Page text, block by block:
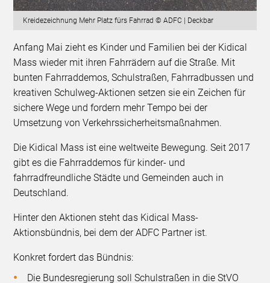
Kreidezeichnung Mehr Platz fürs Fahrrad © ADFC | Deckbar
Anfang Mai zieht es Kinder und Familien bei der Kidical
Mass wieder mit ihren Fahrrädern auf die Straße. Mit
bunten Fahrraddemos, Schulstraßen, Fahrradbussen und
kreativen Schulweg-Aktionen setzen sie ein Zeichen für
sichere Wege und fordern mehr Tempo bei der
Umsetzung von Verkehrssicherheitsmaßnahmen.
Die Kidical Mass ist eine weltweite Bewegung. Seit 2017
gibt es die Fahrraddemos für kinder- und
fahrradfreundliche Städte und Gemeinden auch in
Deutschland.
Hinter den Aktionen steht das Kidical Mass-
Aktionsbündnis, bei dem der ADFC Partner ist.
Konkret fordert das Bündnis:
Die Bundesregierung soll
Schulstraßen in die StVO